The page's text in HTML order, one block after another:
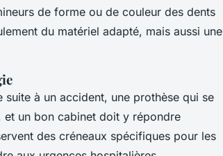
de forme ou de couleur des dents
du matériel adapté, mais aussi une
à un accident, une prothèse qui se
un bon cabinet doit y répondre
des créneaux spécifiques pour les